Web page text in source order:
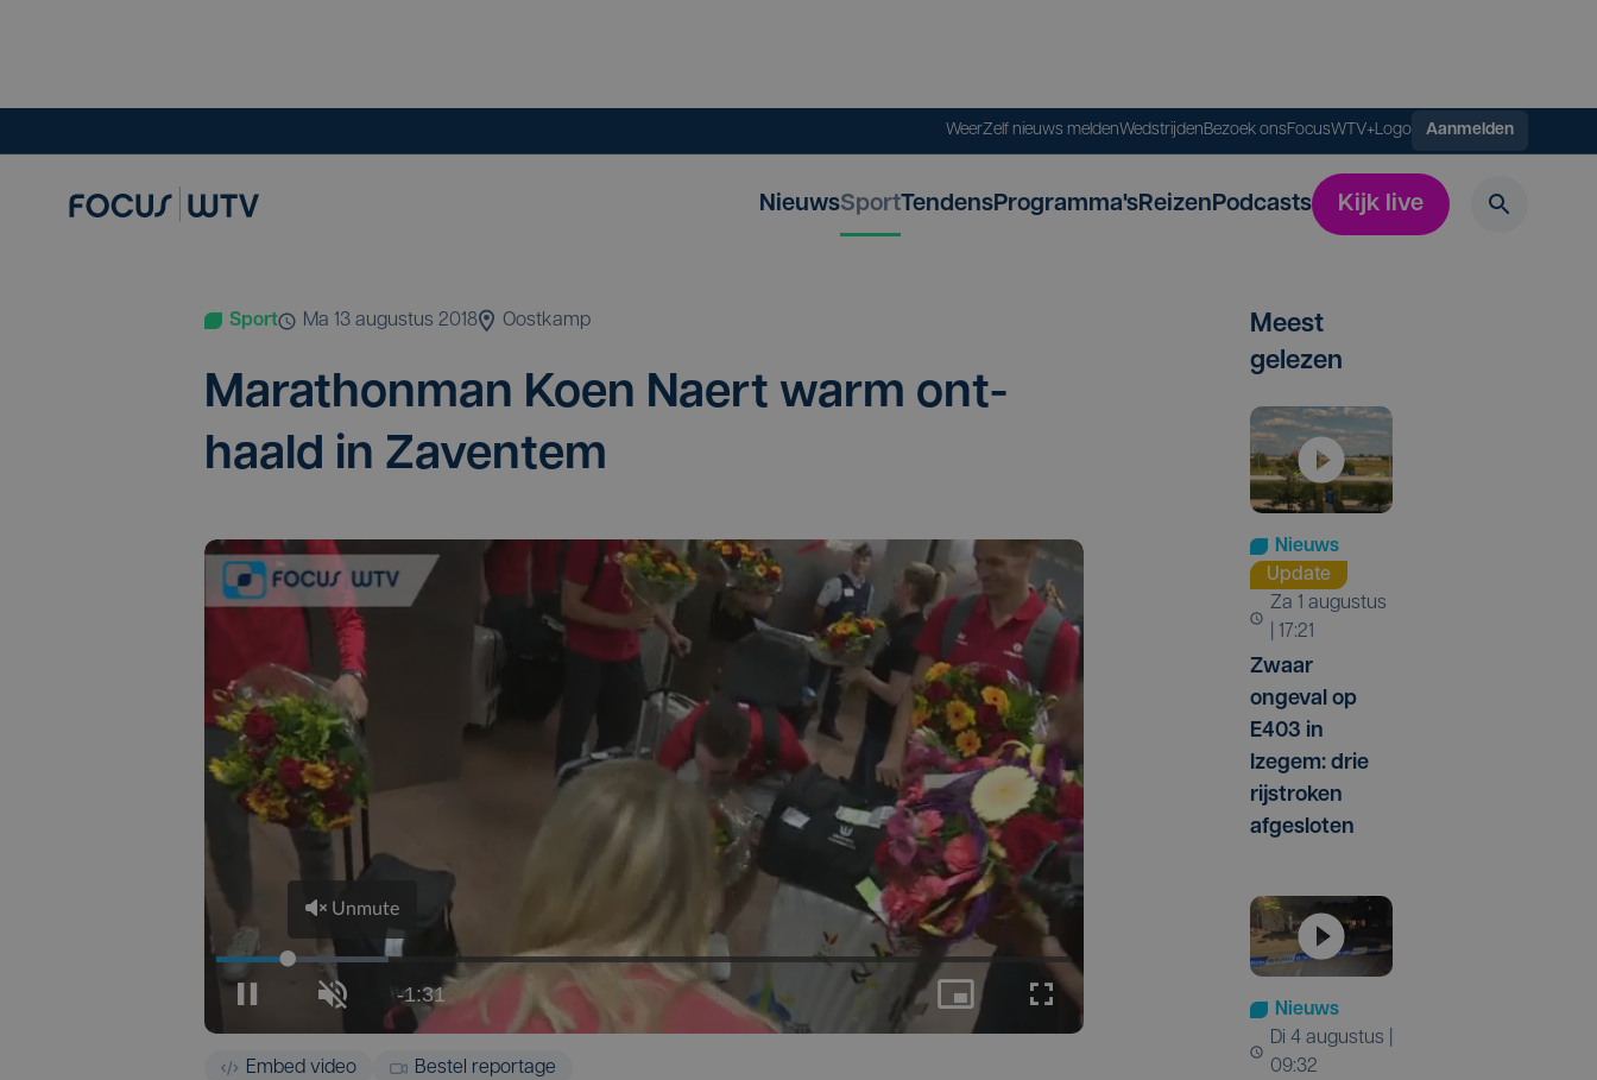
WeerZelf nieuws meldenWedstrijdenBezoek onsFocusWTV+Logo Aanmelden
NieuwsSportTendensProgramma'sReizenPodcasts Kijk live
Sport ma 13 augustus 2018 Oostkamp
Mara­thon­man Koen Naert warm ont­
haald in Zaventem
Embed video Bestel reportage
Meest
gelezen
Nieuws
Update
za 1 augustus
| 17:21
Zwaar
ongeval op
E403 in
Izegem: drie
rijstroken
afgesloten
Nieuws
di 4 augustus |
09:32